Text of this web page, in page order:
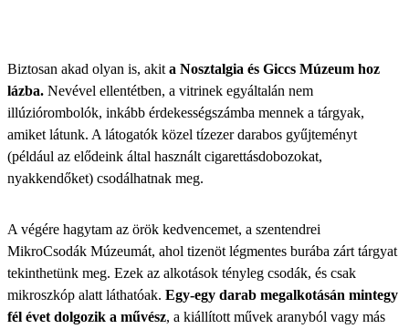
Biztosan akad olyan is, akit a Nosztalgia és Giccs Múzeum hoz
lázba. Nevével ellentétben, a vitrinek egyáltalán nem
illúziórombolók, inkább érdekességszámba mennek a tárgyak,
amiket látunk. A látogatók közel tízezer darabos gyűjteményt
(például az elődeink által használt cigarettásdobozokat,
nyakkendőket) csodálhatnak meg.
A végére hagytam az örök kedvencemet, a szentendrei
MikroCsodák Múzeumát, ahol tizenöt légmentes burába zárt tárgyat
tekinthetünk meg. Ezek az alkotások tényleg csodák, és csak
mikroszkóp alatt láthatóak. Egy-egy darab megalkotásán mintegy
fél évet dolgozik a művész, a kiállított művek aranyból vagy más